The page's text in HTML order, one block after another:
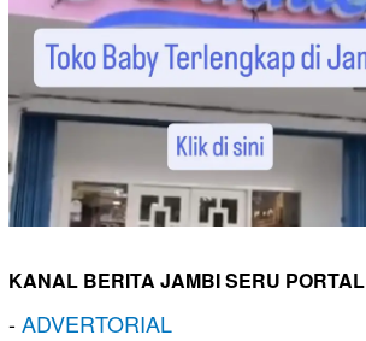
KANAL BERITA JAMBI SERU PORTAL
-ADVERTORIAL